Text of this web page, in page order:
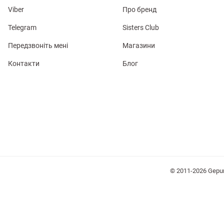
Viber
Telegram
Передзвоніть мені
Контакти
Про бренд
Sisters Club
Магазини
Блог
© 2011-2026